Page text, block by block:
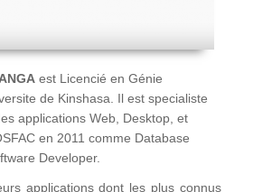
est Licencié en Génie
de Kinshasa. Il est specialiste
applications Web, Desktop, et
en 2011 comme Database
Developer.
applications dont les plus connus